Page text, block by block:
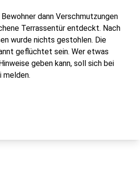
dann Verschmutzungen
Terrassentür entdeckt. Nach
wurde nichts gestohlen. Die
geflüchtet sein. Wer etwas
geben kann, soll sich bei
melden.